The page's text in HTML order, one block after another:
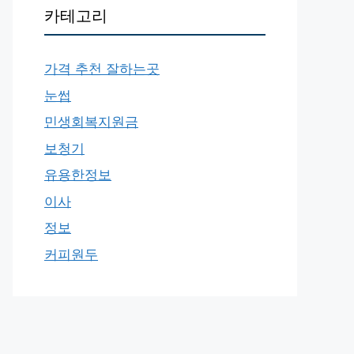
카테고리
가격 추천 잘하는곳
눈썹
민생회복지원금
보청기
유용한정보
이사
정보
커피원두